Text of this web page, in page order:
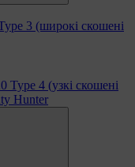
3 (широкі скошені